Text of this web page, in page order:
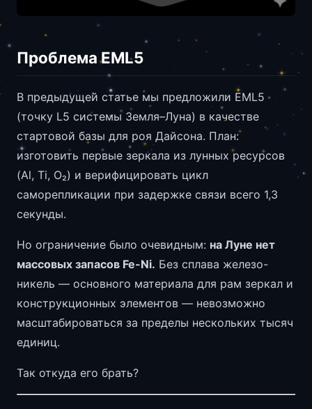
Проблема EML5
В предыдущей статье мы предложили EML5
(точку L5 системы Земля–Луна) в качестве
стартовой базы для роя Дайсона. План:
изготовить первые зеркала из лунных ресурсов
(Al, Ti, O₂) и верифицировать цикл
саморепликации при задержке связи всего 1,3
секунды.
Но ограничение было очевидным: на Луне нет
массовых запасов Fe-Ni. Без сплава железо-
никель — основного материала для рам зеркал и
конструкционных элементов — невозможно
масштабироваться за пределы нескольких тысяч
единиц.
Так откуда его брать?